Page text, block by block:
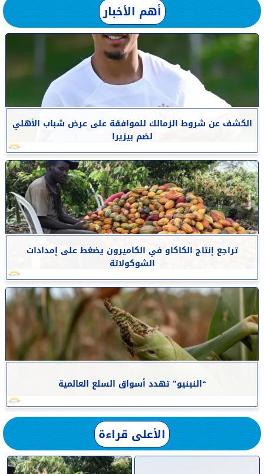
أهم الأخبار
الكشف عن شروط الزمالك للموافقة على عرض شباب الأهلي
لضم بيزيرا
تراجع إنتاج الكاكاو في الكاميرون يضغط على إمدادات
الشوكولاتة
“النينيو” تهدد أسواق السلع العالمية
الأعلى قراءة